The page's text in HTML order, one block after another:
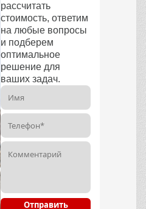
рассчитать
стоимость, ответим
на любые вопросы
и подберем
оптимальное
решение для
ваших задач.
Отправить